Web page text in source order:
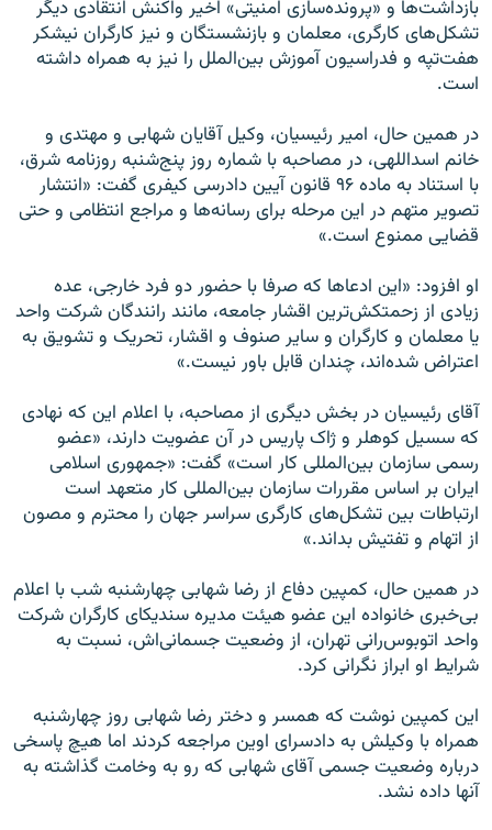
بازداشت‌ها و «پرونده‌سازی امنیتی» اخیر واکنش انتقادی دیگر
تشکل‌های کارگری، معلمان و بازنشستگان و نیز کارگران نیشکر
هفت‌تپه و فدراسیون آموزش بین‌الملل را نیز به همراه داشته
است.
در همین حال، امیر رئیسیان، وکیل آقایان شهابی و مهتدی و
خانم اسداللهی،‌ در مصاحبه با شماره روز پنج‌شنبه روزنامه شرق،
با استناد به ماده ۹۶ قانون آیین دادرسی کیفری گفت: «انتشار
تصویر متهم در این مرحله برای رسانه‌ها و مراجع انتظامی و حتی
قضایی ممنوع است.»
او افزود: «این ادعاها که صرفا با حضور دو فرد خارجی، عده
زیادی از زحمتکش‌ترین اقشار جامعه، مانند رانندگان شرکت واحد
یا معلمان و کارگران و سایر صنوف و اقشار، تحریک و تشویق به
اعتراض شده‌اند، چندان قابل باور نیست.»
آقای رئیسیان در بخش دیگری از مصاحبه، با اعلام این که نهادی
که سسیل کوهلر و ژاک پاریس در آن عضویت دارند، «عضو
رسمی سازمان بین‌المللی کار است» گفت: «جمهوری اسلامی
ایران بر اساس مقررات سازمان بین‌المللی کار متعهد است
ارتباطات بین تشکل‌های کارگری سراسر جهان را محترم و مصون
از اتهام و تفتیش بداند.»
در همین حال، کمپین دفاع از رضا شهابی چهارشنبه شب با اعلام
بی‌خبری خانواده این عضو هیئت مدیره سندیکای کارگران شرکت
واحد اتوبوس‌رانی تهران، از وضعیت جسمانی‌اش، نسبت به
شرایط او ابراز نگرانی کرد.
این کمپین نوشت که همسر و دختر رضا شهابی روز چهارشنبه
همراه با وکیلش به دادسرای اوین مراجعه کردند اما هیچ پاسخی
درباره وضعیت جسمی آقای شهابی که رو به وخامت گذاشته به
آنها داده نشد.